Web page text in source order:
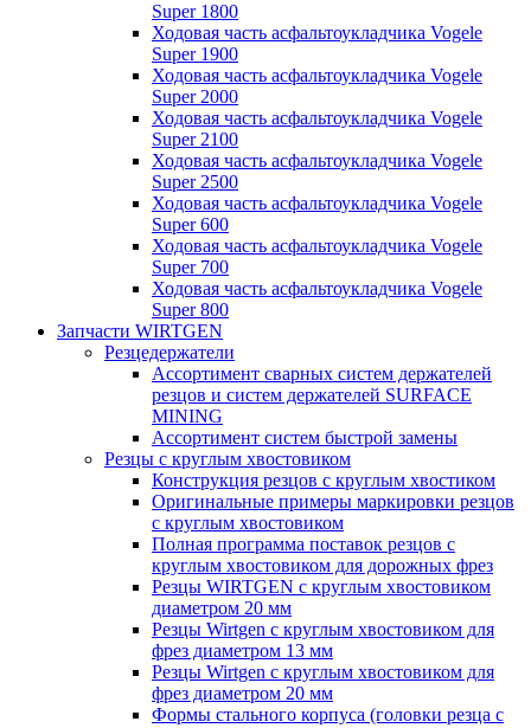
Super 1800
Ходовая часть асфальтоукладчика Vogele
Super 1900
Ходовая часть асфальтоукладчика Vogele
Super 2000
Ходовая часть асфальтоукладчика Vogele
Super 2100
Ходовая часть асфальтоукладчика Vogele
Super 2500
Ходовая часть асфальтоукладчика Vogele
Super 600
Ходовая часть асфальтоукладчика Vogele
Super 700
Ходовая часть асфальтоукладчика Vogele
Super 800
Запчасти WIRTGEN
Резцедержатели
Ассортимент сварных систем держателей
резцов и систем держателей SURFACE
MINING
Ассортимент систем быстрой замены
Резцы с круглым хвостовиком
Конструкция резцов с круглым хвостиком
Оригинальные примеры маркировки резцов
с круглым хвостовиком
Полная программа поставок резцов с
круглым хвостовиком для дорожных фрез
Резцы WIRTGEN с круглым хвостовиком
диаметром 20 мм
Резцы Wirtgen с круглым хвостовиком для
фрез диаметром 13 мм
Резцы Wirtgen с круглым хвостовиком для
фрез диаметром 20 мм
Формы стального корпуса (головки резца с